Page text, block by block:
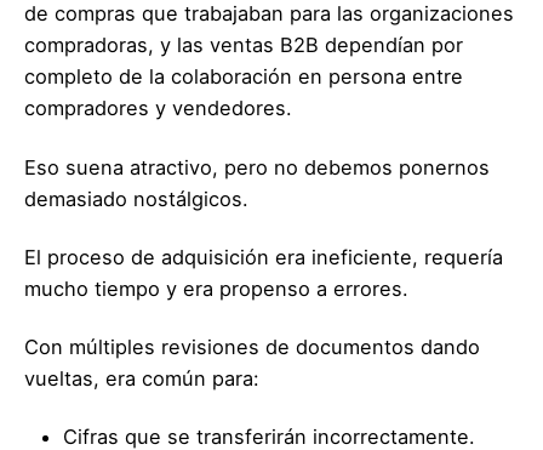
de compras que trabajaban para las organizaciones
compradoras, y las ventas B2B dependían por
completo de la colaboración en persona entre
compradores y vendedores.
Eso suena atractivo, pero no debemos ponernos
demasiado nostálgicos.
El proceso de adquisición era ineficiente, requería
mucho tiempo y era propenso a errores.
Con múltiples revisiones de documentos dando
vueltas, era común para:
Cifras que se transferirán incorrectamente.